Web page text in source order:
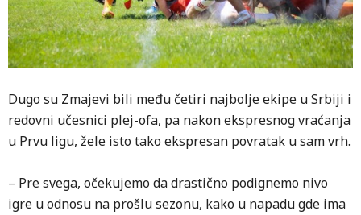
Dugo su Zmajevi bili među četiri najbolje ekipe u Srbiji i
redovni učesnici plej-ofa, pa nakon ekspresnog vraćanja
u Prvu ligu, žele isto tako ekspresan povratak u sam vrh.
– Pre svega, očekujemo da drastično podignemo nivo
igre u odnosu na prošlu sezonu, kako u napadu gde ima